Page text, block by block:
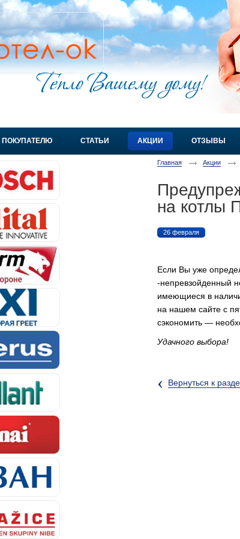
ПОКУПАТЕЛЮ СТАТЬИ АКЦИИ ОТЗЫВЫ
Главная Акции
на котлы
26 февраля
Если Вы уже
-непревзойденный
имеющиеся в
на нашем сайте с
сэкономить —
Удачного выбора!
‹ Вернуться к